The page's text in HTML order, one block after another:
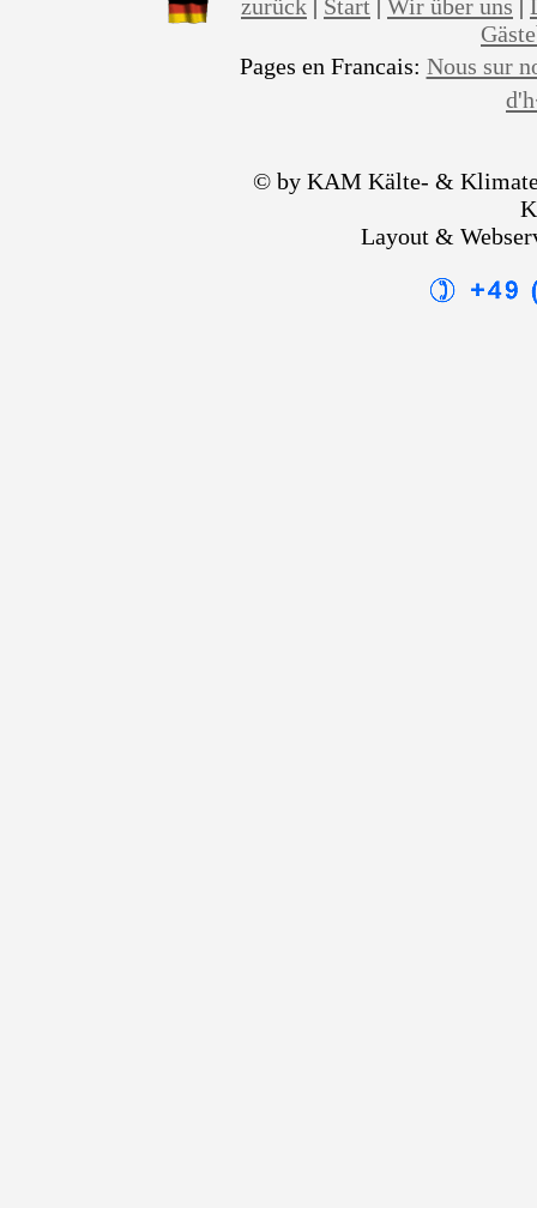
zurück | Start | Wir über uns |
Pages en Francais: Nous sur
© by KAM Kälte- &
Layout &